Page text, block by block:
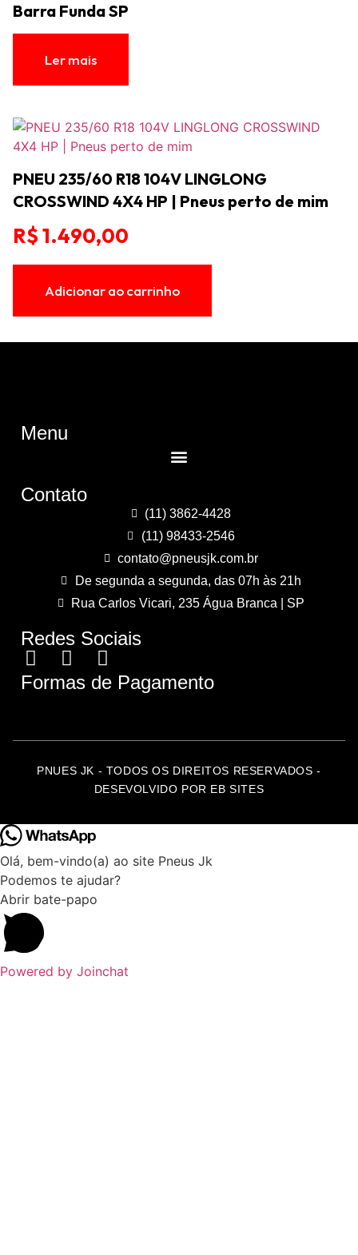
Barra Funda SP
Ler mais
PNEU 235/60 R18 104V LINGLONG
CROSSWIND 4X4 HP | Pneus perto de mim
R$1.490,00
Adicionar ao carrinho
Menu
Contato
(11) 3862-4428
(11) 98433-2546
contato@pneusjk.com.br
De segunda a segunda, das 07h às 21h
Rua Carlos Vicari, 235 Água Branca | SP
Redes Sociais
Formas de Pagamento
PNUES JK - TODOS OS DIREITOS RESERVADOS -
DESEVOLVIDO POR EB SITES
Olá, bem-vindo(a) ao site Pneus Jk
Podemos te ajudar?
Abrir bate-papo
Powered by Joinchat